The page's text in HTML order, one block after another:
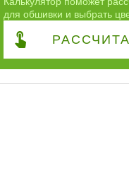
для обшивки и выбрать